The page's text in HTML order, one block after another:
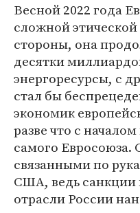
Весной 2022 года
сложной
стороны, она
десятки
энергоресурсы, с
стал бы
экономик
разве что с
самого Евросоюза.
связанными по
США, ведь санкции
отрасли России